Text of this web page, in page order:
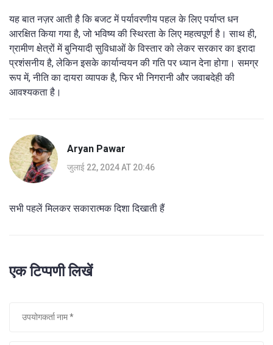
यह बात नज़र आती है कि बजट में पर्यावरणीय पहल के लिए पर्याप्त धन
आरक्षित किया गया है, जो भविष्य की स्थिरता के लिए महत्वपूर्ण है। साथ ही,
ग्रामीण क्षेत्रों में बुनियादी सुविधाओं के विस्तार को लेकर सरकार का इरादा
प्रशंसनीय है, लेकिन इसके कार्यान्वयन की गति पर ध्यान देना होगा। समग्र
रूप में, नीति का दायरा व्यापक है, फिर भी निगरानी और जवाबदेही की
आवश्यकता है।
Aryan Pawar
जुलाई 22, 2024 AT 20:46
सभी पहलें मिलकर सकारात्मक दिशा दिखाती हैं
एक टिप्पणी लिखें